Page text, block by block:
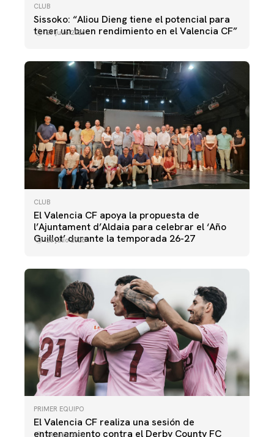
CLUB
Sissoko: “Aliou Dieng tiene el potencial para
tener un buen rendimiento en el Valencia CF”
29 julio 2026
CLUB
El Valencia CF apoya la propuesta de
l’Ajuntament d’Aldaia para celebrar el ‘Año
Guillot’ durante la temporada 26-27
28 julio 2026
PRIMER EQUIPO
El Valencia CF realiza una sesión de
entrenamiento contra el Derby County FC